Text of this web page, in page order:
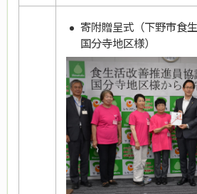
寄附贈呈式（下野市食
国分寺地区様）